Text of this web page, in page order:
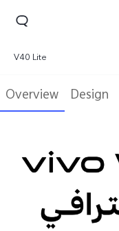
V40 Lite
Overview Design